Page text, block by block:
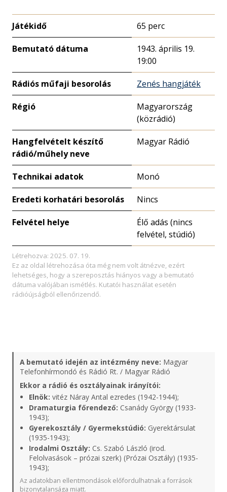
Játékidő 65 perc
Bemutató dátuma
1943. április 19.
19:00
Rádiós műfaji besorolás Zenés hangjáték
Régió
Magyarország
(közrádió)
Hangfelvételt készítő
rádió/műhely neve
Magyar Rádió
Technikai adatok Monó
Eredeti korhatári besorolás Nincs
Felvétel helye
Élő adás (nincs
felvétel, stúdió)
Létrehozva: 2025. 07. 19.
Ez az oldal létrehozása óta még nem volt átnézve, ezért
lehetséges, hogy a szereposztás hiányos vagy a bemutató
dátuma valójában ismétlés. Kutatói használat esetén
rádióújságból ellenőrizendő.
A bemutató idején az intézmény neve: Magyar
Telefonhírmondó és Rádió Rt. / Magyar Rádió
Ekkor a rádió és osztályainak irányítói:
Elnök: vitéz Náray Antal ezredes (1942-1944);
Dramaturgia főrendező: Csanády György (1933-
1943);
Gyerekosztály / Gyermekstúdió: Gyerektársulat
(1935-1943);
Irodalmi Osztály: Cs. Szabó László (irod.
Felolvasások – prózai szerk) (Prózai Osztály) (1935-
1943);
Az adatokban ellentmondások előfordulhatnak a források
bizonytalansága miatt.